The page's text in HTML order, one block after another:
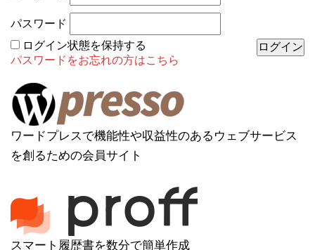
パスワード
ログイン状態を保持する
パスワードをお忘れの方はこちら
ワードプレスで機能性や収益性のあるウェブサービス
を創るための会員サイト
スマート履歴書を数分で簡単作成